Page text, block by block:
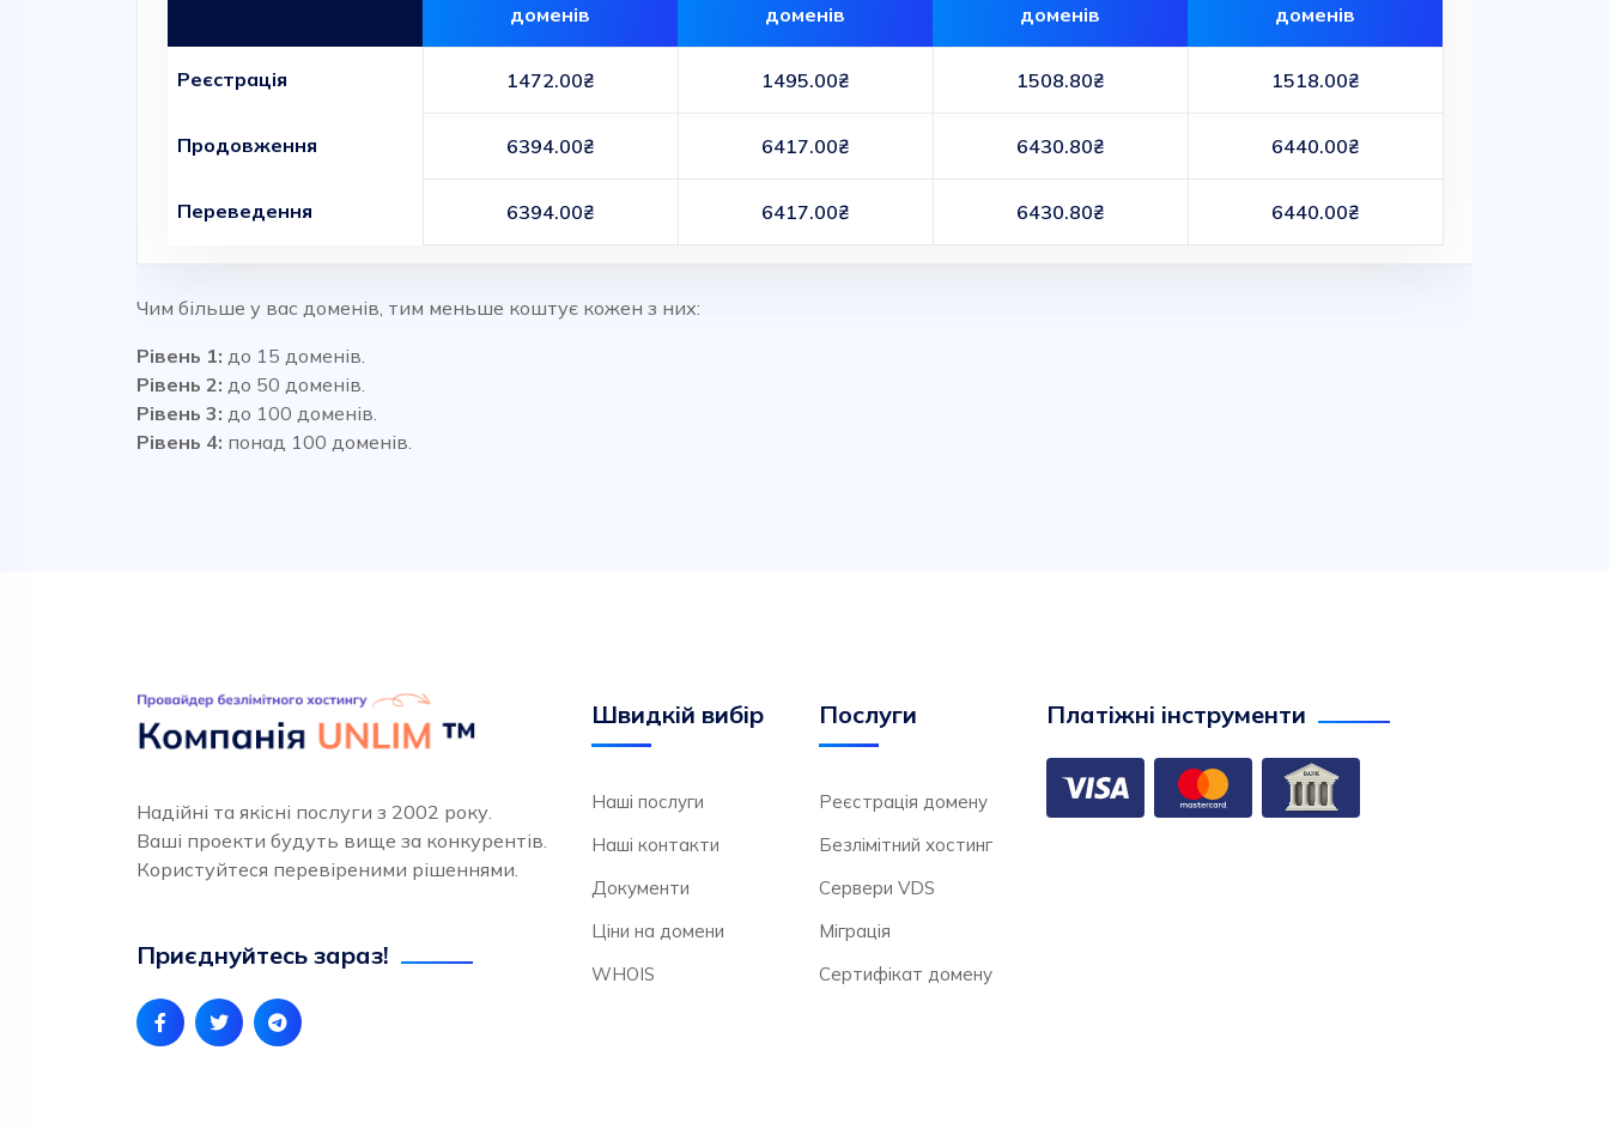
доменів
доменів
доменів
доменів
Реєстрація 1472.00₴ 1495.00₴ 1508.80₴ 1518.00₴
Продовження 6394.00₴ 6417.00₴ 6430.80₴ 6440.00₴
Переведення 6394.00₴ 6417.00₴ 6430.80₴ 6440.00₴
Чим більше у вас доменів, тим меньше коштує кожен з них:
Рівень 1: до 15 доменів.
Рівень 2: до 50 доменів.
Рівень 3: до 100 доменів.
Рівень 4: понад 100 доменів.
Надійні та якісні послуги з 2002 року.
Ваші проекти будуть вище за конкурентів.
Користуйтеся перевіреними рішеннями.
Приєднуйтесь зараз!
Швидкій вибір
Наші послуги
Наші контакти
Документи
Ціни на домени
WHOIS
Послуги
Реєстрація домену
Безлімітний хостинг
Сервери VDS
Міграція
Сертифікат домену
Платіжні інструменти